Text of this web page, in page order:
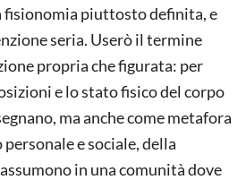
fisionomia piuttosto definita, e
seria. Userò il termine
propria che figurata: per
e lo stato fisico del corpo
ma anche come metafora
e sociale, della
in una comunità dove